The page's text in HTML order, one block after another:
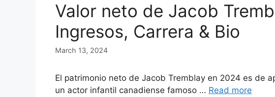
Valor neto de Jacob
Ingresos, Carrera & Bio
March 13, 2024
El patrimonio neto de Jacob Tremblay en 2024 es de
un actor infantil canadiense famoso … Read more